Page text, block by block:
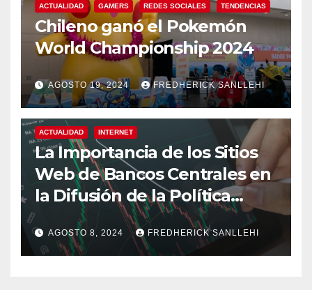
ACTUALIDAD GAMERS REDES SOCIALES TENDENCIAS
Chileno ganó el Pokemón
World Championship 2024
AGOSTO 19, 2024 FREDHERICK SANLLEHI
ACTUALIDAD INTERNET
La Importancia de los Sitios
Web de Bancos Centrales en
la Difusión de la Política
Monetaria
AGOSTO 8, 2024 FREDHERICK SANLLEHI